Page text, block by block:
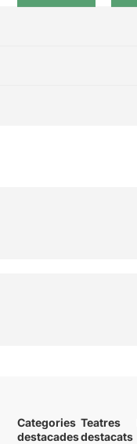
Categories
destacades
Teatres
destacats